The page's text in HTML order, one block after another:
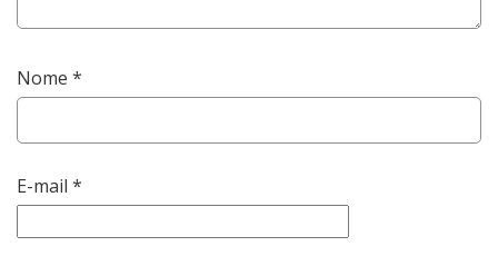
Nome *
E-mail *